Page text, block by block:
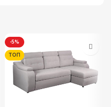
-5%
ТОП